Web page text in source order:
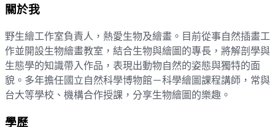
關於我
野生繪工作室負責人，熱愛生物及繪畫。目前從事自然插畫工
作並開設生物繪畫教室，結合生物與繪圖的專長，將解剖學與
生態學的知識帶入作品，表現出動物自然的姿態與獨特的面
貌。多年擔任國立自然科學博物館－科學繪圖課程講師，常與
台大等學校、機構合作授課，分享生物繪圖的樂趣。
學歷